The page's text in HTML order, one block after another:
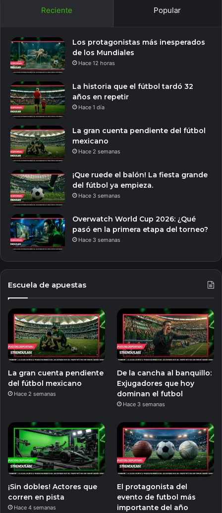
Reciente Popular
Los protagonistas más inesperados
de los Mundiales
Hace 12 horas
La historia que el fútbol tardó 32
años en repetir
Hace 1 día
La gran cuenta pendiente del fútbol
mexicano
Hace 2 semanas
¡Que ruede el balón! La fiesta grande
del fútbol ya empieza.
Hace 3 semanas
Overwatch World Cup 2026: ¿Qué
pasó en la primera etapa del torneo?
Hace 3 semanas
Escuela de apuestas
La gran cuenta pendiente
del fútbol mexicano
Hace 2 semanas
De la cancha al banquillo:
Exjugadores que hoy
dominan el futbol
Hace 3 semanas
¡Sin dobles! Actores que
corren en pista
Hace 4 semanas
El protagonista del
evento de futbol más
importante del año